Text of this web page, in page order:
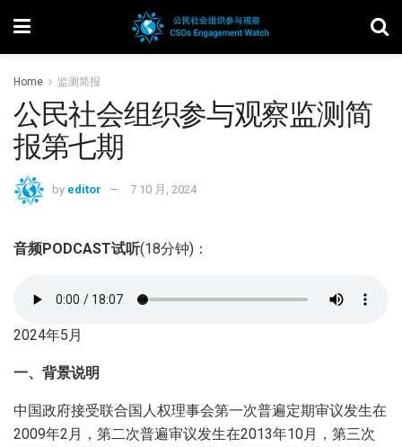
Home 监测简报
公民社会组织参与观察监测简
报第七期
by editor 7 10 月, 2024
音频PODCAST试听(18分钟)：
2024年5月
一、背景说明
中国政府接受联合国人权理事会第一次普遍定期审议发生在
2009年2月，第二次普遍审议发生在2013年10月，第三次